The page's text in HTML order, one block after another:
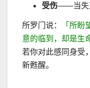
受伤——当失
所罗门说：
「所
意的临到，却是生
若你对此感同身受
新甦醒。